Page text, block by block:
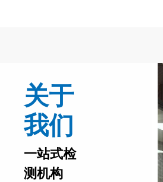
关于
我们
一站式检
测机构